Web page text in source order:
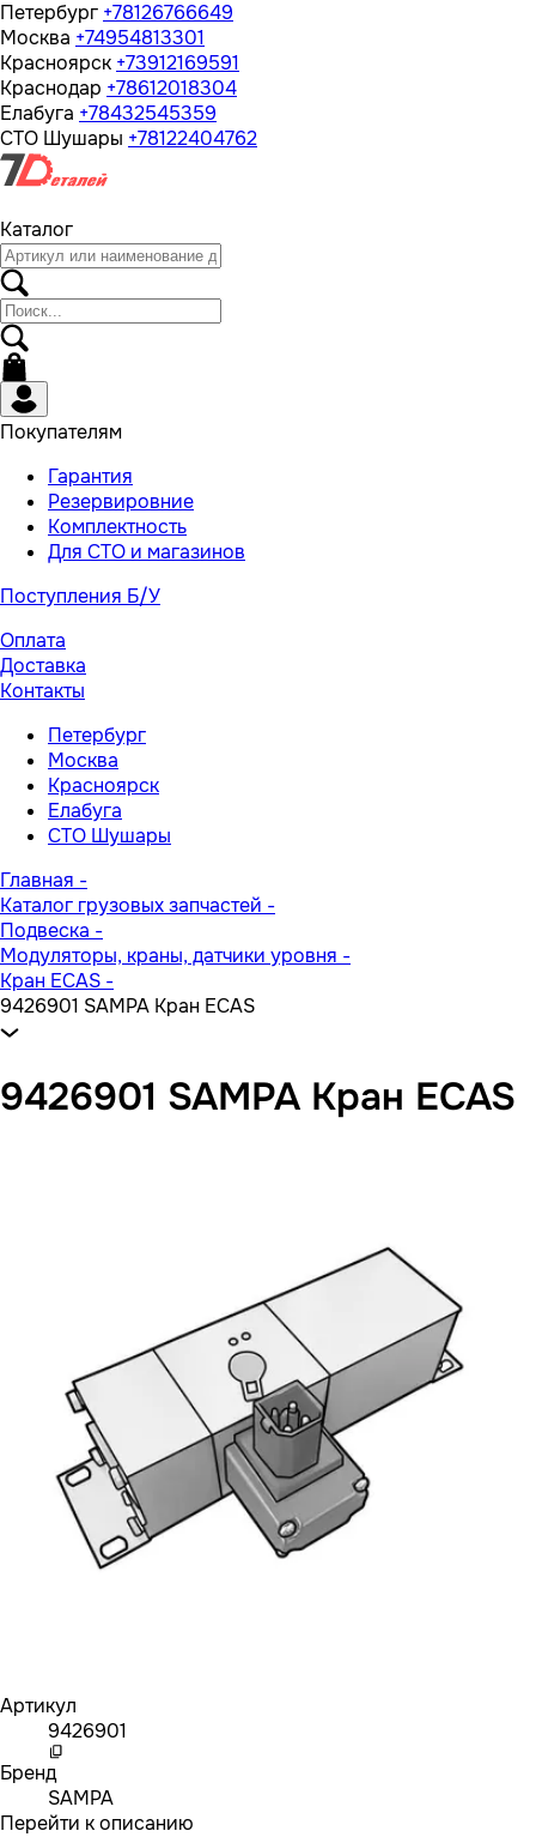
Петербург +78126766649
Москва +74954813301
Красноярск +73912169591
Краснодар +78612018304
Елабуга +78432545359
СТО Шушары +78122404762
Каталог
Покупателям
Гарантия
Резервировние
Комплектность
Для СТО и магазинов
Поступления Б/У
Оплата
Доставка
Контакты
Петербург
Москва
Красноярск
Елабуга
СТО Шушары
Главная -
Каталог грузовых запчастей -
Подвеска -
Модуляторы, краны, датчики уровня -
Кран ECAS -
9426901 SAMPA Кран ECAS
9426901 SAMPA Кран ECAS
Артикул
9426901
Бренд
SAMPA
Перейти к описанию